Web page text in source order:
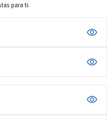
para ti:
visibility
visibility
visibility